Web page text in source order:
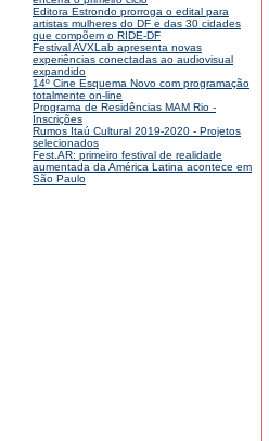
Editora Estrondo prorroga o edital para
artistas mulheres do DF e das 30 cidades
que compõem o RIDE-DF
Festival AVXLab apresenta novas
experiências conectadas ao audiovisual
expandido
14º Cine Esquema Novo com programação
totalmente on-line
Programa de Residências MAM Rio -
Inscrições
Rumos Itaú Cultural 2019-2020 - Projetos
selecionados
Fest.AR: primeiro festival de realidade
aumentada da América Latina acontece em
São Paulo